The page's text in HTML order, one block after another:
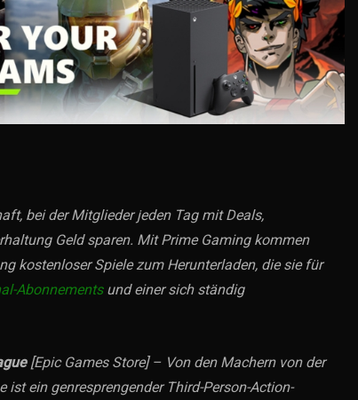
bei der Mitglieder jeden Tag mit Deals,
Geld sparen. Mit Prime Gaming kommen
kostenloser Spiele zum Herunterladen, die sie für
Abonnementsund einer sich ständig
[Epic Games Store] – Von den Machern von der
ein genresprengender Third-Person-Action-